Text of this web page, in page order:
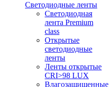
Светодиодные ленты
Светодиодная
лента Premium
class
Открытые
светодиодные
ленты
Ленты открытые
CRI>98 LUX
Влагозащищенные